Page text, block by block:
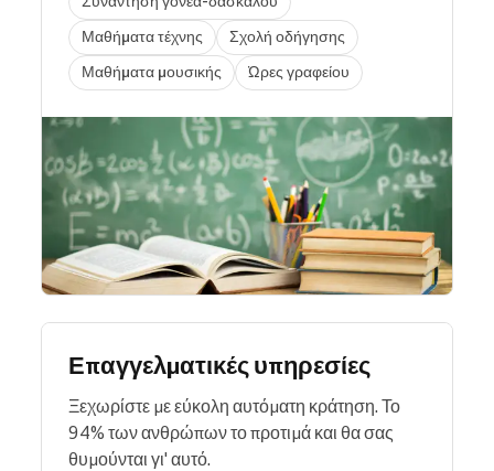
Μαθήματα τέχνης
Σχολή οδήγησης
Μαθήματα μουσικής
Ώρες γραφείου
Επαγγελματικές υπηρεσίες
Ξεχωρίστε με εύκολη αυτόματη κράτηση. Το
94% των ανθρώπων το προτιμά και θα σας
θυμούνται γι' αυτό.